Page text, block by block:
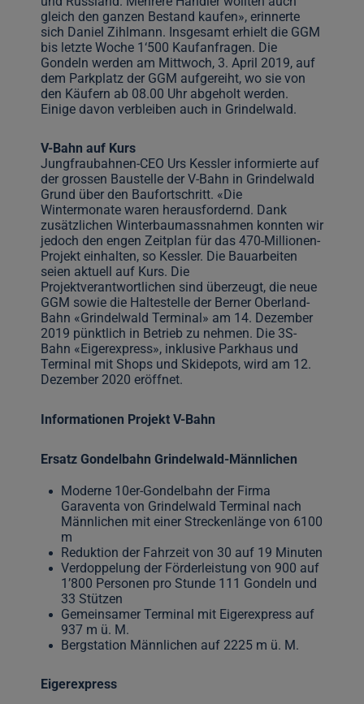
gleich den ganzen Bestand kaufen», erinnerte
sich Daniel Zihlmann. Insgesamt erhielt die GGM
bis letzte Woche 1‘500 Kaufanfragen. Die
Gondeln werden am Mittwoch, 3. April 2019, auf
dem Parkplatz der GGM aufgereiht, wo sie von
den Käufern ab 08.00 Uhr abgeholt werden.
Einige davon verbleiben auch in Grindelwald.
V-Bahn auf Kurs
Jungfraubahnen-CEO Urs Kessler informierte auf
der grossen Baustelle der V-Bahn in Grindelwald
Grund über den Baufortschritt. «Die
Wintermonate waren herausfordernd. Dank
zusätzlichen Winterbaumassnahmen konnten wir
jedoch den engen Zeitplan für das 470-Millionen-
Projekt einhalten, so Kessler. Die Bauarbeiten
seien aktuell auf Kurs. Die
Projektverantwortlichen sind überzeugt, die neue
GGM sowie die Haltestelle der Berner Oberland-
Bahn «Grindelwald Terminal» am 14. Dezember
2019 pünktlich in Betrieb zu nehmen. Die 3S-
Bahn «Eigerexpress», inklusive Parkhaus und
Terminal mit Shops und Skidepots, wird am 12.
Dezember 2020 eröffnet.
Informationen Projekt V-Bahn
Ersatz Gondelbahn Grindelwald-Männlichen
Moderne 10er-Gondelbahn der Firma
Garaventa von Grindelwald Terminal nach
Männlichen mit einer Streckenlänge von 6100
m
Reduktion der Fahrzeit von 30 auf 19 Minuten
Verdoppelung der Förderleistung von 900 auf
1’800 Personen pro Stunde 111 Gondeln und
33 Stützen
Gemeinsamer Terminal mit Eigerexpress auf
937 m ü. M.
Bergstation Männlichen auf 2225 m ü. M.
Eigerexpress